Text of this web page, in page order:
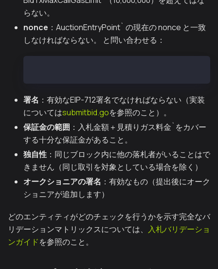
らない。
nonce ：AuctionEntryPoint` の現在の nonce と一致
しなければならない。 と問い合わせる：
署名 ：有効なEIP-712署名でなければならない（実装
についてはsubmitbid.goを参照のこと）。
保証金の範囲 ：入札金額＋見積りガス料金`をカバー
する十分な保証金があること。
独自性 ：同じブロック内に他の落札者がいることはで
きません（同じ取引を対象としている場合を除く）
オークショニアの署名 ：有効なもの（提出後にオーク
ショニアが追加します）
どのエンティティがどのチェックを行うかを示す完全なバ
リデーションマトリックスについては、 入札バリデーショ
ンガイドを参照のこと。